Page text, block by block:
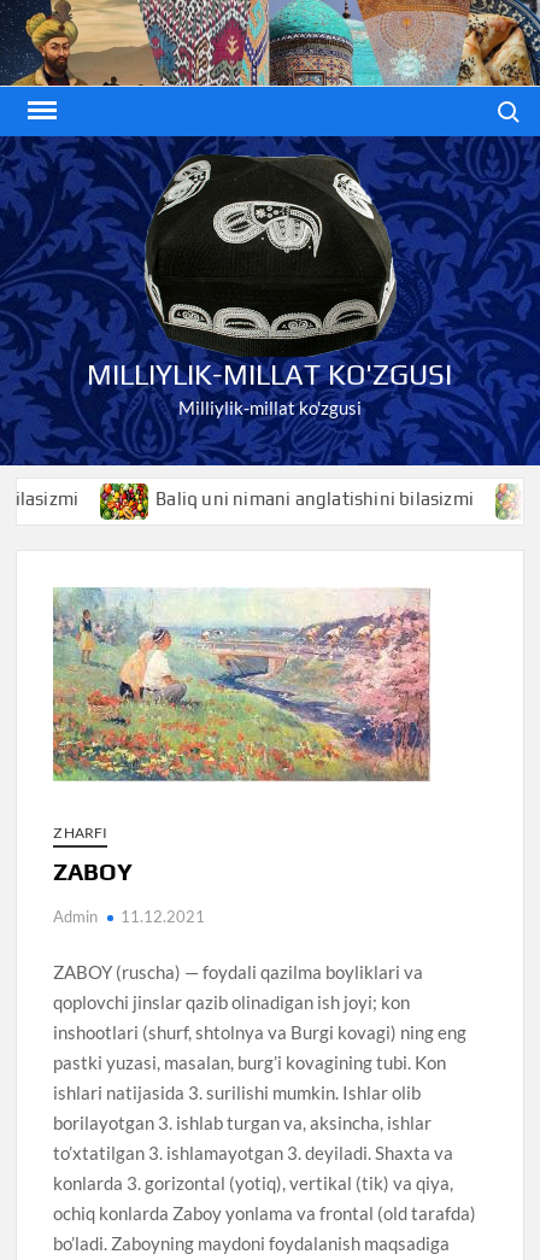
Skip
to
content
MILLIYLIK-MILLAT KO'ZGUSI
Milliylik-millat ko'zgusi
Baliq uni nimani anglatishini bilasizmi
Z HARFI
ZABOY
Admin 11.12.2021
ZABOY (ruscha) — foydali qazilma boyliklari va
qoplovchi jinslar qazib olinadigan ish joyi; kon
inshootlari (shurf, shtolnya va Burgi kovagi) ning eng
pastki yuzasi, masalan, burg’i kovagining tubi. Kon
ishlari natijasida 3. surilishi mumkin. Ishlar olib
borilayotgan 3. ishlab turgan va, aksincha, ishlar
to’xtatilgan 3. ishlamayotgan 3. deyiladi. Shaxta va
konlarda 3. gorizontal (yotiq), vertikal (tik) va qiya,
ochiq konlarda Zaboy yonlama va frontal (old tarafda)
bo’ladi. Zaboyning maydoni foydalanish maqsadiga